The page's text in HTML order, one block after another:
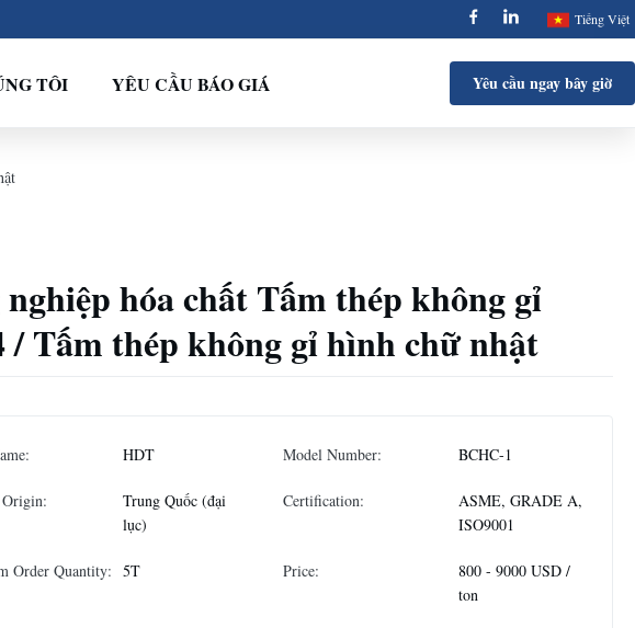
Tiếng Việt
TÔI YÊU CẦU BÁO GIÁ Yêu cầu ngay bây giờ
hóa chất Tấm thép không gỉ
/ Tấm thép không gỉ hình chữ nhật
HDT Model Number: BCHC-1
Trung Quốc (đại
lục)
Certification:
ASME, GRADE A,
ISO9001
Order Quantity: 5T Price:
800 - 9000 USD /
ton